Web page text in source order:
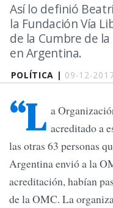
POLÍTICA | 09-12-
Así lo definió
la Fundación Vía
de la Cumbre de
en Argentina.
“L a
acreditado a
las otras 63 personas
Argentina envió a la
acreditación, habían
de la OMC. La